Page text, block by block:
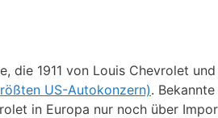
die 1911 von Louis Chevrolet
US-Autokonzern).
in Europa nur noch über